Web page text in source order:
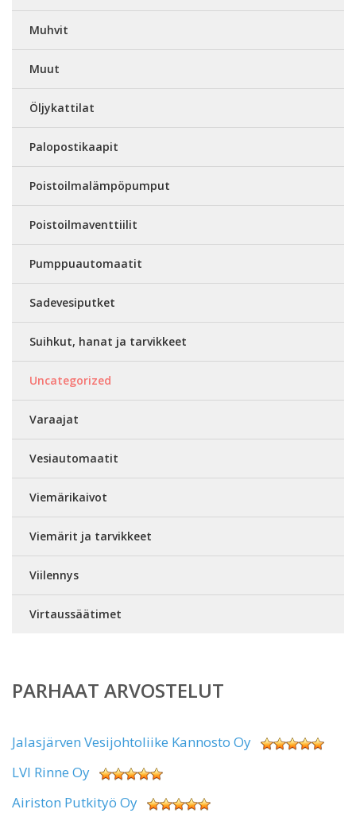
Muhvit
Muut
Öljykattilat
Palopostikaapit
Poistoilmalämpöpumput
Poistoilmaventtiilit
Pumppuautomaatit
Sadevesiputket
Suihkut, hanat ja tarvikkeet
Uncategorized
Varaajat
Vesiautomaatit
Viemärikaivot
Viemärit ja tarvikkeet
Viilennys
Virtaussäätimet
PARHAAT ARVOSTELUT
Jalasjärven Vesijohtoliike Kannosto Oy
LVI Rinne Oy
Airiston Putkityö Oy